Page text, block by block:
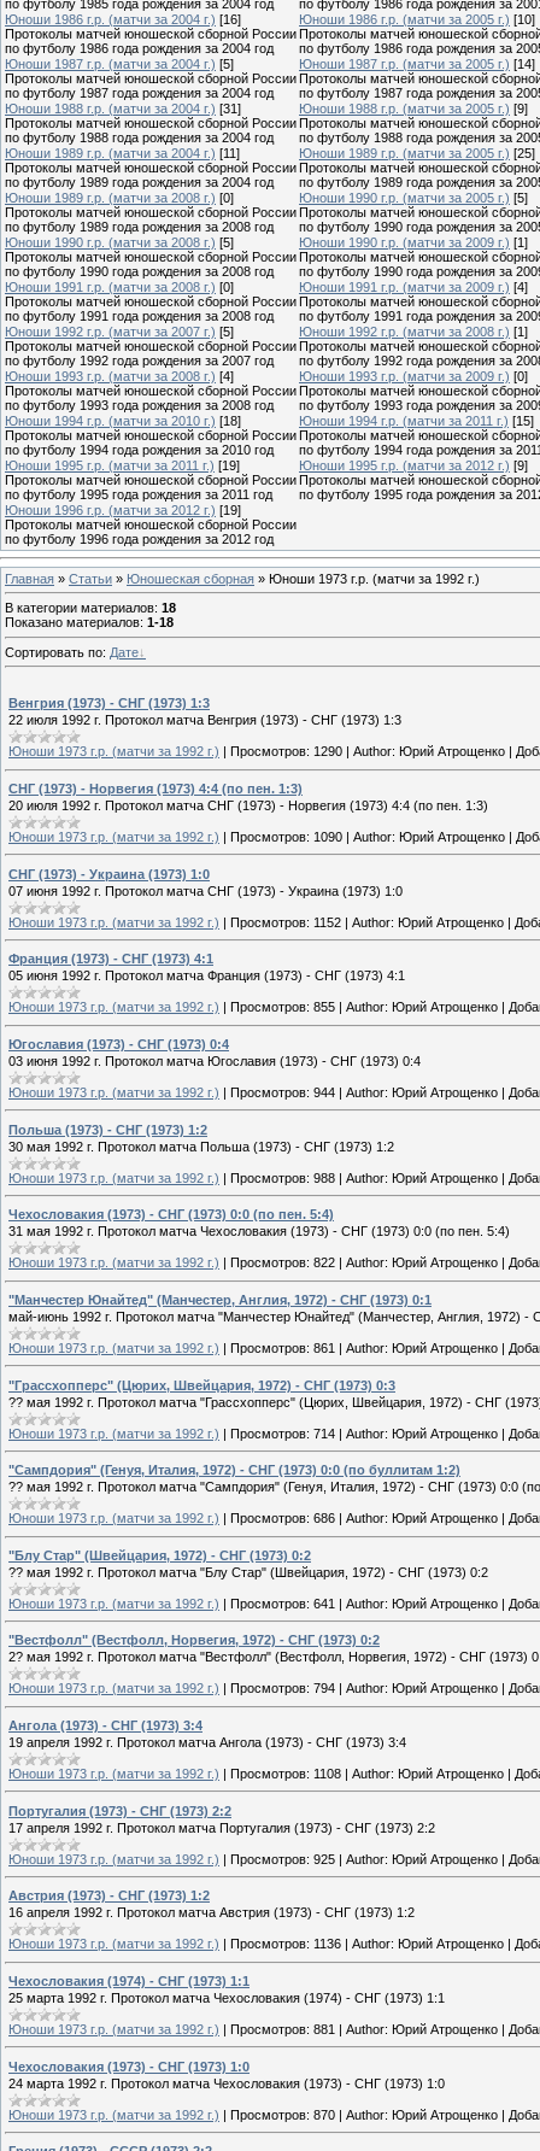
по футболу 1985 года рождения за 2004 год
по футболу 1986 года рождения за
Юноши 1986 г.р. (матчи за 2004 г.) [16]
Протоколы матчей юношеской сборной России
по футболу 1986 года рождения за 2004 год
Юноши 1986 г.р. (матчи за 2005 г.) [10]
Протоколы матчей юношеской
по футболу 1986 года рождения за
Юноши 1987 г.р. (матчи за 2004 г.) [5]
Протоколы матчей юношеской сборной России
по футболу 1987 года рождения за 2004 год
Юноши 1987 г.р. (матчи за 2005 г.) [14]
Протоколы матчей юношеской
по футболу 1987 года рождения за
Юноши 1988 г.р. (матчи за 2004 г.) [31]
Протоколы матчей юношеской сборной России
по футболу 1988 года рождения за 2004 год
Юноши 1988 г.р. (матчи за 2005 г.) [9]
Протоколы матчей юношеской
по футболу 1988 года рождения за
Юноши 1989 г.р. (матчи за 2004 г.) [11]
Протоколы матчей юношеской сборной России
по футболу 1989 года рождения за 2004 год
Юноши 1989 г.р. (матчи за 2005 г.) [25]
Протоколы матчей юношеской
по футболу 1989 года рождения за
Юноши 1989 г.р. (матчи за 2008 г.) [0]
Протоколы матчей юношеской сборной России
по футболу 1989 года рождения за 2008 год
Юноши 1990 г.р. (матчи за 2005 г.) [5]
Протоколы матчей юношеской
по футболу 1990 года рождения за
Юноши 1990 г.р. (матчи за 2008 г.) [5]
Протоколы матчей юношеской сборной России
по футболу 1990 года рождения за 2008 год
Юноши 1990 г.р. (матчи за 2009 г.) [1]
Протоколы матчей юношеской
по футболу 1990 года рождения за
Юноши 1991 г.р. (матчи за 2008 г.) [0]
Протоколы матчей юношеской сборной России
по футболу 1991 года рождения за 2008 год
Юноши 1991 г.р. (матчи за 2009 г.) [4]
Протоколы матчей юношеской
по футболу 1991 года рождения за
Юноши 1992 г.р. (матчи за 2007 г.) [5]
Протоколы матчей юношеской сборной России
по футболу 1992 года рождения за 2007 год
Юноши 1992 г.р. (матчи за 2008 г.) [1]
Протоколы матчей юношеской
по футболу 1992 года рождения за
Юноши 1993 г.р. (матчи за 2008 г.) [4]
Протоколы матчей юношеской сборной России
по футболу 1993 года рождения за 2008 год
Юноши 1993 г.р. (матчи за 2009 г.) [0]
Протоколы матчей юношеской
по футболу 1993 года рождения за
Юноши 1994 г.р. (матчи за 2010 г.) [18]
Протоколы матчей юношеской сборной России
по футболу 1994 года рождения за 2010 год
Юноши 1994 г.р. (матчи за 2011 г.) [15]
Протоколы матчей юношеской
по футболу 1994 года рождения за
Юноши 1995 г.р. (матчи за 2011 г.) [19]
Протоколы матчей юношеской сборной России
по футболу 1995 года рождения за 2011 год
Юноши 1995 г.р. (матчи за 2012 г.) [9]
Протоколы матчей юношеской
по футболу 1995 года рождения за
Юноши 1996 г.р. (матчи за 2012 г.) [19]
Протоколы матчей юношеской сборной России
по футболу 1996 года рождения за 2012 год
Главная » Статьи » Юношеская cборная » Юноши 1973 г.р. (матчи за 1992 г.)
В категории материалов: 18
Показано материалов: 1-18
Сортировать по: Дате
Венгрия (1973) - СНГ (1973) 1:3
22 июля 1992 г. Протокол матча Венгрия (1973) - СНГ (1973) 1:3
Юноши 1973 г.р. (матчи за 1992 г.) Просмотров: 1290 Author: Юрий Атрощенко
СНГ (1973) - Норвегия (1973) 4:4 (по пен. 1:3)
20 июля 1992 г. Протокол матча СНГ (1973) - Норвегия (1973) 4:4 (по пен. 1:3)
Юноши 1973 г.р. (матчи за 1992 г.) | Просмотров: 1090 | Author: Юрий Атрощенко |
СНГ (1973) - Украина (1973) 1:0
07 июня 1992 г. Протокол матча СНГ (1973) - Украина (1973) 1:0
Юноши 1973 г.р. (матчи за 1992 г.) | Просмотров: 1152 | Author: Юрий Атрощенко |
Франция (1973) - СНГ (1973) 4:1
05 июня 1992 г. Протокол матча Франция (1973) - СНГ (1973) 4:1
Юноши 1973 г.р. (матчи за 1992 г.) Просмотров: 855 Author: Юрий Атрощенко
Югославия (1973) - СНГ (1973) 0:4
03 июня 1992 г. Протокол матча Югославия (1973) - СНГ (1973) 0:4
Юноши 1973 г.р. (матчи за 1992 г.) | Просмотров: 944 | Author: Юрий Атрощенко |
Польша (1973) - СНГ (1973) 1:2
30 мая 1992 г. Протокол матча Польша (1973) - СНГ (1973) 1:2
Юноши 1973 г.р. (матчи за 1992 г.) | Просмотров: 988 | Author: Юрий Атрощенко |
Чехословакия (1973) - СНГ (1973) 0:0 (по пен. 5:4)
31 мая 1992 г. Протокол матча Чехословакия (1973) - СНГ (1973) 0:0 (по пен. 5:4)
Юноши 1973 г.р. (матчи за 1992 г.) Просмотров: 822 Author: Юрий Атрощенко
"Манчестер Юнайтед" (Манчестер, Англия, 1972) - СНГ (1973) 0:1
май-июнь 1992 г. Протокол матча "Манчестер Юнайтед" (Манчестер, Англия, 1972) -
Юноши 1973 г.р. (матчи за 1992 г.) | Просмотров: 861 | Author: Юрий Атрощенко |
"Грассхопперс" (Цюрих, Швейцария, 1972) - СНГ (1973) 0:3
?? мая 1992 г. Протокол матча "Грассхопперс" (Цюрих, Швейцария, 1972) - СНГ
Юноши 1973 г.р. (матчи за 1992 г.) | Просмотров: 714 | Author: Юрий Атрощенко |
"Сампдория" (Генуя, Италия, 1972) - СНГ (1973) 0:0 (по буллитам 1:2)
?? мая 1992 г. Протокол матча "Сампдория" (Генуя, Италия, 1972) - СНГ (1973) 0:0
Юноши 1973 г.р. (матчи за 1992 г.) | Просмотров: 686 | Author: Юрий Атрощенко |
"Блу Стар" (Швейцария, 1972) - СНГ (1973) 0:2
?? мая 1992 г. Протокол матча "Блу Стар" (Швейцария, 1972) - СНГ (1973) 0:2
Юноши 1973 г.р. (матчи за 1992 г.) | Просмотров: 641 | Author: Юрий Атрощенко |
"Вестфолл" (Вестфолл, Норвегия, 1972) - СНГ (1973) 0:2
2? мая 1992 г. Протокол матча "Вестфолл" (Вестфолл, Норвегия, 1972) - СНГ (1973)
Юноши 1973 г.р. (матчи за 1992 г.) Просмотров: 794 Author: Юрий Атрощенко
Ангола (1973) - СНГ (1973) 3:4
19 апреля 1992 г. Протокол матча Ангола (1973) - СНГ (1973) 3:4
Юноши 1973 г.р. (матчи за 1992 г.) | Просмотров: 1108 | Author: Юрий Атрощенко |
Португалия (1973) - СНГ (1973) 2:2
17 апреля 1992 г. Протокол матча Португалия (1973) - СНГ (1973) 2:2
Юноши 1973 г.р. (матчи за 1992 г.) | Просмотров: 925 | Author: Юрий Атрощенко |
Австрия (1973) - СНГ (1973) 1:2
16 апреля 1992 г. Протокол матча Австрия (1973) - СНГ (1973) 1:2
Юноши 1973 г.р. (матчи за 1992 г.) Просмотров: 1136 Author: Юрий Атрощенко
Чехословакия (1974) - СНГ (1973) 1:1
25 марта 1992 г. Протокол матча Чехословакия (1974) - СНГ (1973) 1:1
Юноши 1973 г.р. (матчи за 1992 г.) | Просмотров: 881 | Author: Юрий Атрощенко |
Чехословакия (1973) - СНГ (1973) 1:0
24 марта 1992 г. Протокол матча Чехословакия (1973) - СНГ (1973) 1:0
Юноши 1973 г.р. (матчи за 1992 г.) | Просмотров: 870 | Author: Юрий Атрощенко |